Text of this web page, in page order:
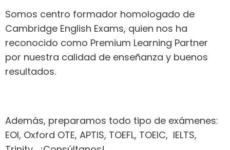
Somos centro formador homologado de
Cambridge English Exams, quien nos ha
reconocido como Premium Learning Partner
por nuestra calidad de enseñanza y buenos
resultados.
Además, preparamos todo tipo de exámenes:
EOI, Oxford OTE, APTIS, TOEFL, TOEIC, IELTS,